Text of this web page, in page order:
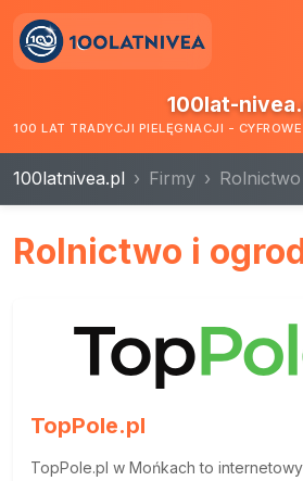
100lat-
100 LAT TRADYCJI PIELĘGNACJI -
100latnivea.pl Firmy
Rolnictwo i
TopPole.pl
TopPole.pl w Mońkach to